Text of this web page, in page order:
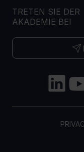
TRETEN SIE DER
AKADEMIE BEI